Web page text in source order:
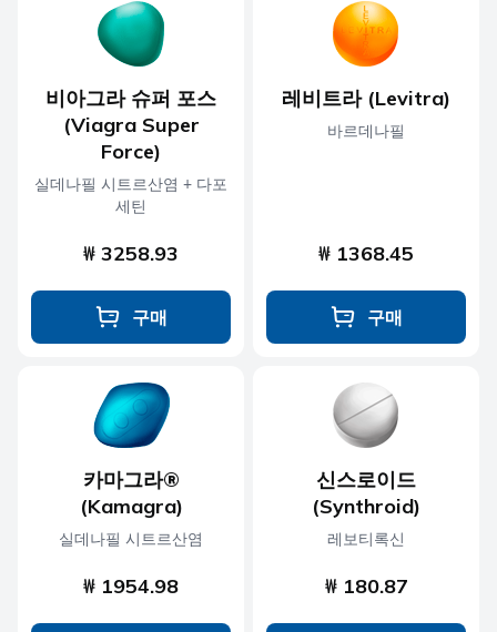
비아그라 슈퍼 포스
(Viagra Super
Force)
실데나필 시트르산염 + 다포
세틴
₩ 3258.93
구매
레비트라 (Levitra)
바르데나필
₩ 1368.45
구매
카마그라®
(Kamagra)
실데나필 시트르산염
₩ 1954.98
신스로이드
(Synthroid)
레보티록신
₩ 180.87